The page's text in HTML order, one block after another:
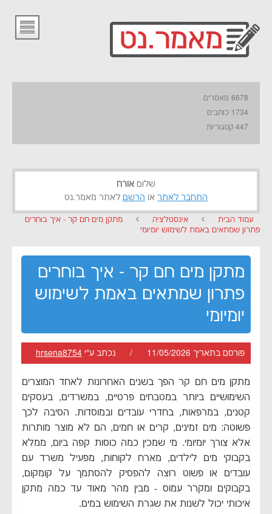
שלום אורח
התחבר לאתר או הרשם לאתר מאמר.נט
6678 מאמרים
1734 כותבים
447 קטגוריות
עמוד הבית › אינסטלציה ›
מתקן מים חם קר - איך בוחרים
פתרון שמתאים באמת לשימוש יומיומי
מתקן מים חם קר - איך בוחרים
פתרון שמתאים באמת לשימוש
יומיומי
פורסם בתאריך 11/05/2026 / נכתב ע"י hrsena8754
מתקן מים חם קר הפך בשנים האחרונות לאחד המוצרים
השימושיים ביותר במטבחים פרטיים, במשרדים, בעסקים
קטנים, במרפאות, בחדרי עובדים ובמוסדות. הסיבה לכך
פשוטה: מים זמינים, קרים או חמים, הם לא מוצר מותרות
אלא צורך יומיומי. מי שמכין כמה כוסות קפה ביום, ממלא
בקבוקי מים לילדים, מארח לקוחות, מפעיל משרד עם
עובדים או פשוט רוצה להפסיק להסתמך על קומקום,
בקבוקים ומקרר עמוס - מבין מהר מאוד עד כמה מתקן
איכותי יכול לשנות את שגרת השימוש במים.